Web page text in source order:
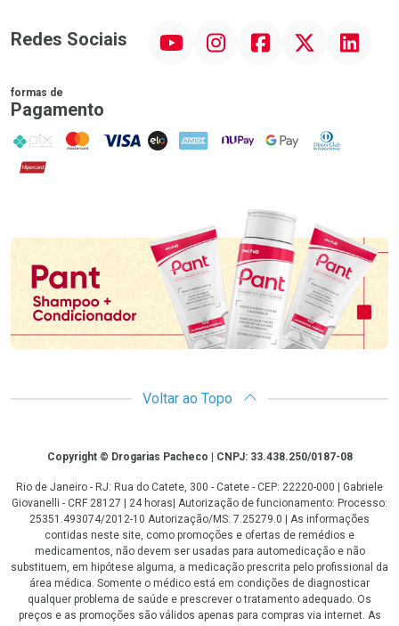
Redes Sociais InstagramFacebook Linkedin
formas de
Pagamento
PIX MasterCard
VISA ELO AMEX NuPay Google PayDiners Club
Hipercard
Promoção em Destaque
Voltar ao Topo
CopyrightCopyright © Drogarias Pacheco | CNPJ: 33.438.250/0187-08
Rio de Janeiro - RJ: Rua do Catete, 300 - Catete - CEP: 22220-000 | Gabriele
Giovanelli - CRF 28127 | 24 horas| Autorização de funcionamento: Processo:
25351.493074/2012-10 Autorização/MS: 7.25279.0 | As informações
contidas neste site, como promoções e ofertas de remédios e
medicamentos, não devem ser usadas para automedicação e não
substituem, em hipótese alguma, a medicação prescrita pelo profissional da
área médica. Somente o médico está em condições de diagnosticar
qualquer problema de saúde e prescrever o tratamento adequado. Os
preços e as promoções são válidos apenas para compras via internet. As